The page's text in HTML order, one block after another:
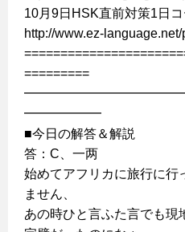
10月9日HSK直前対策1日コ
http://www.ez-
=========
━━━━━━
■今日の解答＆解説
答：C、一两
始めてアフリカに旅行に行
ません、
あの時ひと言ふた言でも現